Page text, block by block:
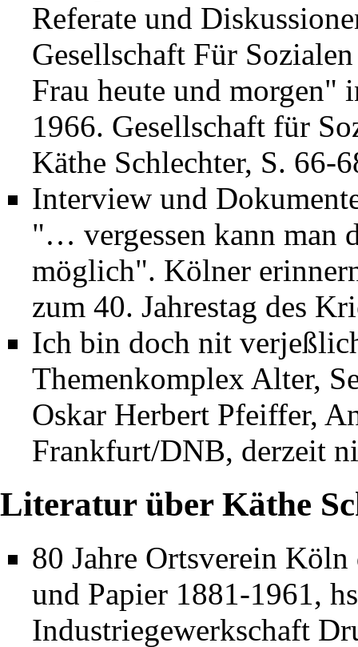
Referate und
Gesellschaft Für
Frau heute und morgen"
1966. Gesellschaft für
Käthe Schlechter, S. 66-
Interview und
"… vergessen kann man
möglich". Kölner
zum 40. Jahrestag des
Ich bin doch nit
Themenkomplex Alter,
Oskar Herbert Pfeiffer,
Frankfurt/DNB, derzeit
Literatur über Käthe
80 Jahre Ortsverein
und Papier 1881-1961,
Industriegewerkschaft